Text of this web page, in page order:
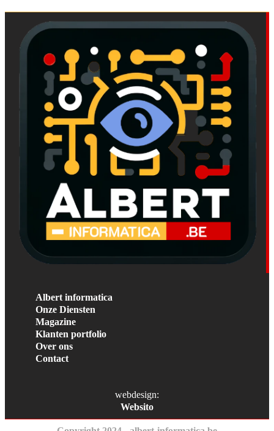
Albert informatica
Onze Diensten
Magazine
Klanten portfolio
Over ons
Contact
webdesign:
Websito